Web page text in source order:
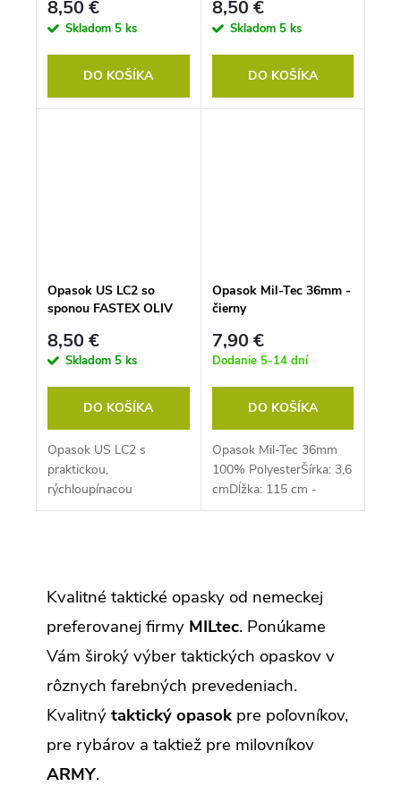
8,50 €
Skladom 5 ks
DO KOŠÍKA
8,50 €
Skladom 5 ks
DO KOŠÍKA
Opasok US LC2 so
sponou FASTEX OLIV
8,50 €
Skladom 5 ks
DO KOŠÍKA
Opasok US LC2 s
praktickou,
rýchloupínacou
plastovou sponou
Opasok Mil-Tec 36mm -
čierny
7,90 €
Dodanie 5-14 dní
DO KOŠÍKA
Opasok Mil-Tec 36mm
100% PolyesterŠírka: 3,6
cmDĺžka: 115 cm -
Individuálne nastaviteľný
á
a
p
r
v
y
v
ý
Kvalitné taktické opasky od nemeckej
preferovanej firmy MILtec. Ponúkame
Vám široký výber taktických opaskov v
rôznych farebných prevedeniach.
Kvalitnýtaktický opasok pre poľovníkov,
pre rybárov a taktiež pre milovníkov
ARMY.